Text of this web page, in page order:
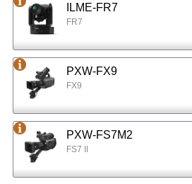
ILME-FR7
FR7
PXW-FX9
FX9
PXW-FS7M2
FS7 II